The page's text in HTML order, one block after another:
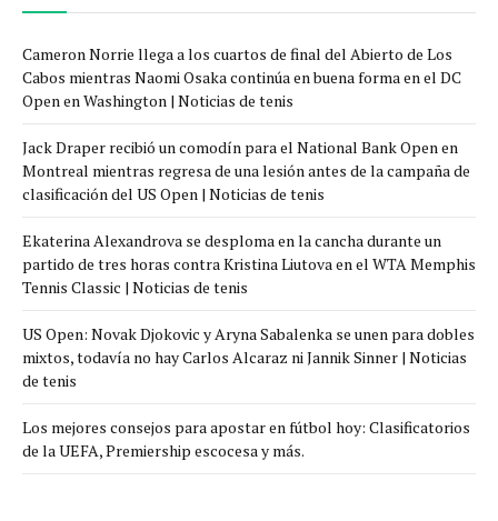
Cameron Norrie llega a los cuartos de final del Abierto de Los
Cabos mientras Naomi Osaka continúa en buena forma en el DC
Open en Washington | Noticias de tenis
Jack Draper recibió un comodín para el National Bank Open en
Montreal mientras regresa de una lesión antes de la campaña de
clasificación del US Open | Noticias de tenis
Ekaterina Alexandrova se desploma en la cancha durante un
partido de tres horas contra Kristina Liutova en el WTA Memphis
Tennis Classic | Noticias de tenis
US Open: Novak Djokovic y Aryna Sabalenka se unen para dobles
mixtos, todavía no hay Carlos Alcaraz ni Jannik Sinner | Noticias
de tenis
Los mejores consejos para apostar en fútbol hoy: Clasificatorios
de la UEFA, Premiership escocesa y más.